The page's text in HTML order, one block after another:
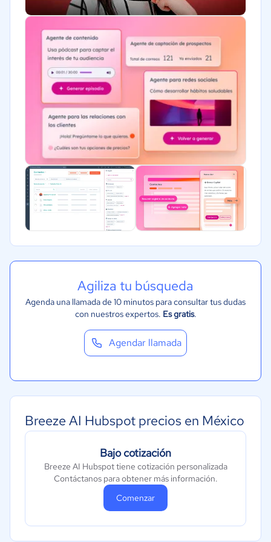
Telecomunicaciones
Financiera
Alimentaria
Salud
Manufactura
ONG
Gobierno
Transporte y logística
Marketing y Comunicación
Automotriz
Comercio Electrónico
Metales y Minería
Recursos Humanos
Gastronomía
Aeroespacial y defensa
Contabilidad
Moda y textiles
Agiliza tu búsqueda
Agenda una llamada de 10 minutos para consultar tus dudas
con nuestros expertos. Es gratis.
Agendar llamada
Breeze AI Hubspot precios en México
Bajo cotización
Breeze AI Hubspot tiene cotización personalizada
Contáctanos para obtener más información.
Comenzar